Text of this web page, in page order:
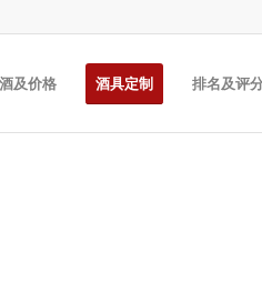
及价格 酒具定制 排名及评